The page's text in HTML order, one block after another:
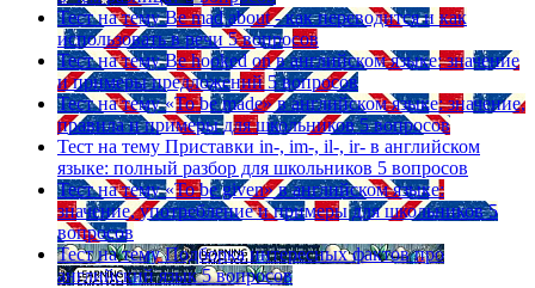
Тест на тему Be mad about - как переводится и как
использовать в речи 5 вопросов
Тест на тему Be hooked on в английском языке: значение
и примеры предложений 5 вопросов
Тест на тему «To be made» в английском языке: значение,
правила и примеры для школьников 5 вопросов
Тест на тему Приставки in-, im-, il-, ir- в английском
языке: полный разбор для школьников 5 вопросов
Тест на тему «To be given» в английском языке:
значение, употребление и примеры для школьников 5
вопросов
Тест на тему Подборка интересных фактов про
английский язык 5 вопросов